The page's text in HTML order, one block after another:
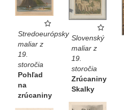
Stredoeurópsky
maliar z
19.
storočia
Pohľad
na
zrúcaniny
Slovenský
maliar z
19.
storočia
Zrúcaniny
Skalky